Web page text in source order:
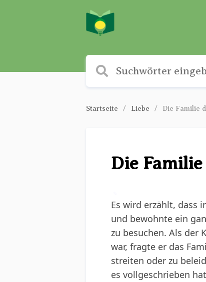
Startseite Liebe Die Familie
Die
Es wird erzählt, dass
und bewohnte ein
zu besuchen. Als der
war, fragte er das
streiten oder zu
es vollgeschrieben